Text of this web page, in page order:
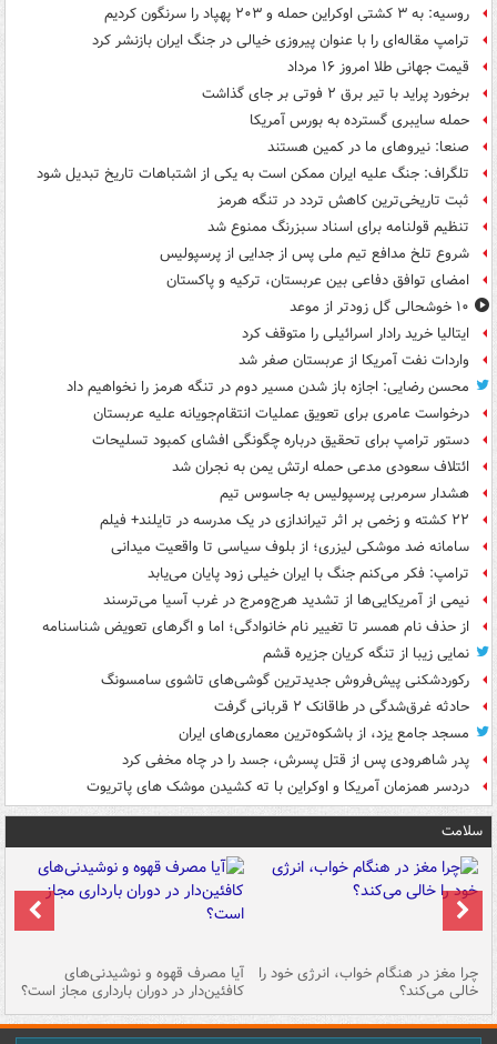
روسیه: به ۳ کشتی اوکراین حمله و ۲۰۳ پهپاد را سرنگون کردیم
ترامپ مقاله‌ای را با عنوان پیروزی خیالی در جنگ ایران بازنشر کرد
قیمت جهانی طلا امروز ۱۶ مرداد
برخورد پراید با تیر برق ۲ فوتی بر جای گذاشت
حمله سایبری گسترده به بورس آمریکا
صنعا: نیروهای ما در کمین‌ هستند
تلگراف: جنگ علیه ایران ممکن است به یکی از اشتباهات تاریخ تبدیل شود
ثبت تاریخی‌ترین کاهش تردد در تنگه هرمز
تنظیم قولنامه برای اسناد سبزرنگ ممنوع شد
شروع تلخ مدافع تیم ملی پس از جدایی از پرسپولیس
امضای توافق دفاعی بین عربستان، ترکیه و پاکستان
۱۰ خوشحالی گل زودتر از موعد
ایتالیا خرید رادار اسرائیلی را متوقف کرد
واردات نفت آمریکا از عربستان صفر شد
محسن رضایی: اجازه باز شدن مسیر دوم در تنگه هرمز را نخواهیم داد
درخواست عامری برای تعویق عملیات انتقام‌جویانه علیه عربستان
دستور ترامپ برای تحقیق درباره چگونگی افشای کمبود تسلیحات
ائتلاف سعودی مدعی حمله ارتش یمن به نجران شد
هشدار سرمربی پرسپولیس به جاسوس تیم
۲۲ کشته و زخمی بر اثر تیراندازی در یک مدرسه در تایلند+ فیلم
سامانه ضد موشکی لیزری؛ از بلوف سیاسی تا واقعیت میدانی
ترامپ: فکر می‌کنم جنگ با ایران خیلی زود پایان می‌یابد
نیمی از آمریکایی‌ها از تشدید هرج‌ومرج در غرب آسیا می‌ترسند
از حذف نام همسر تا تغییر نام خانوادگی؛ اما و اگرهای تعویض شناسنامه
نمایی زیبا از تنگه کریان جزیره قشم
رکوردشکنی پیش‌فروش جدیدترین گوشی‌های تاشوی سامسونگ
حادثه غرق‌شدگی در طاقانک ۲ قربانی گرفت
مسجد جامع یزد، از باشکوه‌ترین معماری‌های ایران
پدر شاهرودی پس از قتل پسرش، جسد را در چاه مخفی کرد
دردسر همزمان آمریکا و اوکراین با ته کشیدن موشک های پاتریوت
سلامت
چرا مغز در هنگام خواب، انرژی خود را
خالی می‌کند؟
آیا مصرف قهوه و نوشیدنی‌های
کافئین‌دار در دوران بارداری مجاز است؟